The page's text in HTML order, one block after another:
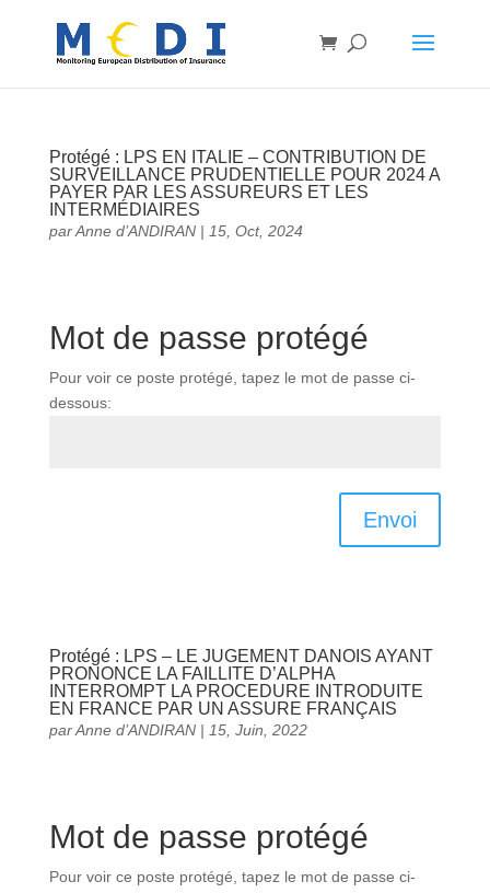
Protégé : LPS EN ITALIE – CONTRIBUTION DE
SURVEILLANCE PRUDENTIELLE POUR 2024 A
PAYER PAR LES ASSUREURS ET LES
INTERMÉDIAIRES
parAnne d’ANDIRAN| 15, Oct, 2024
Mot de passe protégé
Pour voir ce poste protégé, tapez le mot de passe ci-
dessous:
Envoi
Protégé : LPS – LE JUGEMENT DANOIS AYANT
PRONONCE LA FAILLITE D’ALPHA
INTERROMPT LA PROCEDURE INTRODUITE
EN FRANCE PAR UN ASSURE FRANÇAIS
parAnne d’ANDIRAN| 15, Juin, 2022
Mot de passe protégé
Pour voir ce poste protégé, tapez le mot de passe ci-